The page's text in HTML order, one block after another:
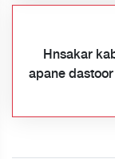
Hnsakar
apane